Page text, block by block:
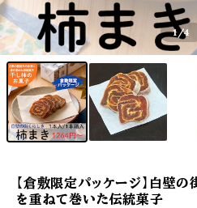
1 /4
【倉敷限定パッケージ】白壁
を重ねて巻いた伝統菓子